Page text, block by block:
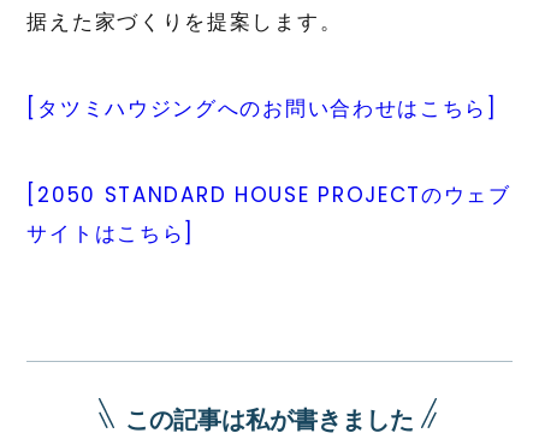
据えた家づくりを提案します。
[タツミハウジングへのお問い合わせはこちら]
[2050 STANDARD HOUSE PROJECTのウェブ
サイトはこちら]
この記事は私が書きました